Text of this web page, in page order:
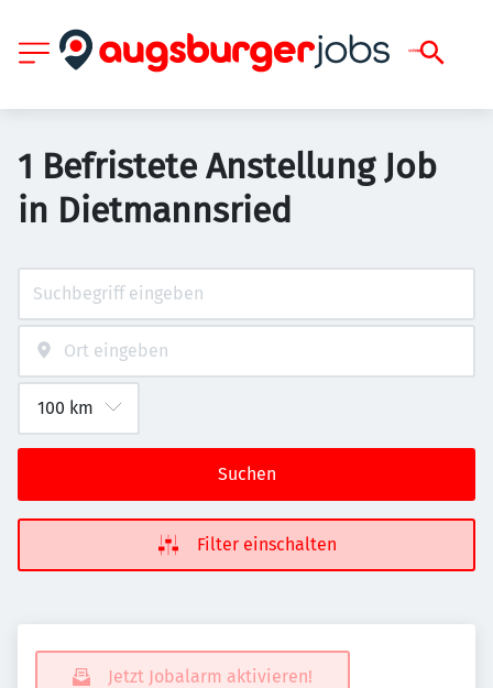
1 Befristete Anstellung Job
in Dietmannsried
Suchen
Filter einschalten
Jetzt Jobalarm aktivieren!